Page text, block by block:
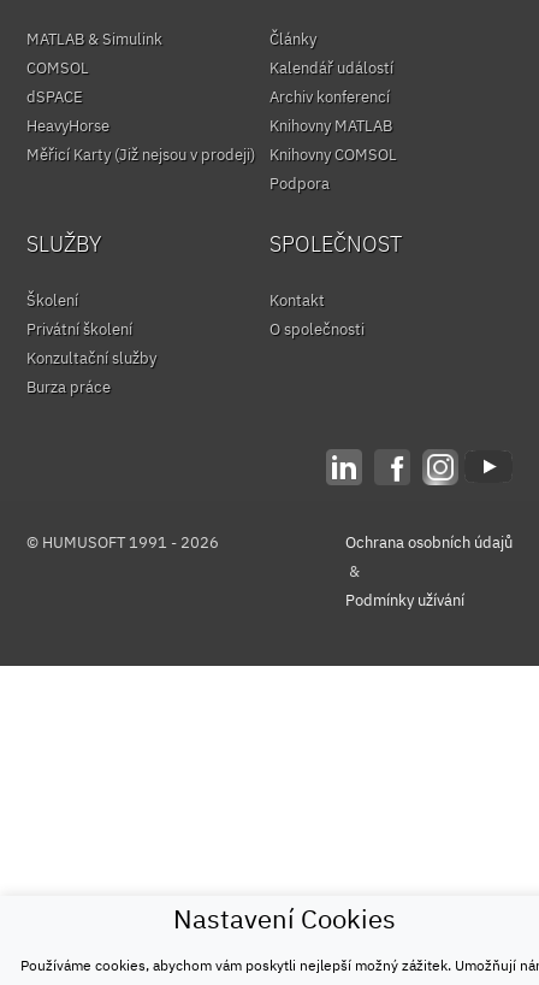
Nastavení Cookies
Používáme cookies, abychom vám poskytli nejlepší možný zážitek. Umožňují
MATLAB & Simulink
COMSOL
dSPACE
HeavyHorse
Měřicí Karty (Již nejsou v prodeji)
Články
Kalendář událostí
Archiv konferencí
Knihovny MATLAB
Knihovny COMSOL
Podpora
SLUŽBY
Školení
Privátní školení
Konzultační služby
Burza práce
SPOLEČNOST
Kontakt
O společnosti
© HUMUSOFT 1991 - 2026
Ochrana osobních údajů
&
Podmínky užívání